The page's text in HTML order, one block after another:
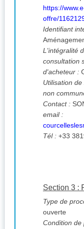
https://
offre/
Identifiant
L'intégralité
consultation
d'acheteur :
Utilisation
non
Contact :
email :
Tél : +33
Section 3 :
Type de
ouverte
Condition de